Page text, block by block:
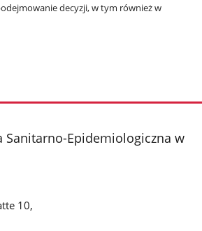
decyzji, w tym również w
Sanitarno-Epidemiologiczna w
10,